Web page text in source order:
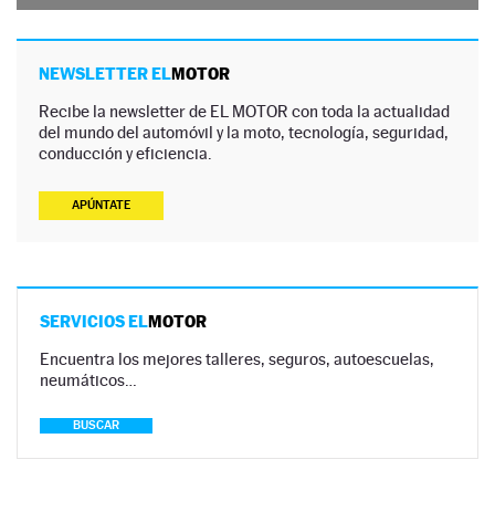
NEWSLETTER ELMOTOR
Recibe la newsletter de EL MOTOR con toda la actualidad
del mundo del automóvil y la moto, tecnología, seguridad,
conducción y eficiencia.
APÚNTATE
SERVICIOS ELMOTOR
Encuentra los mejores talleres, seguros, autoescuelas,
neumáticos…
BUSCAR